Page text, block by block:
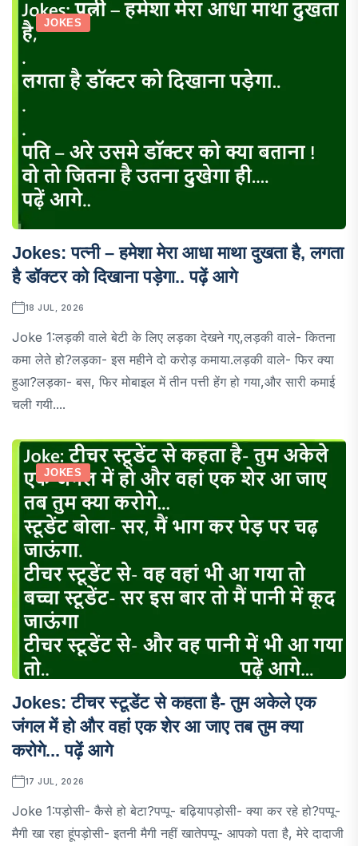
JOKES
Jokes: पत्नी – हमेशा मेरा आधा माथा दुखता है, लगता
है डॉक्टर को दिखाना पड़ेगा.. पढ़ें आगे
18 JUL, 2026
Joke 1:लड़की वाले बेटी के लिए लड़का देखने गए,लड़की वाले- कितना
कमा लेते हो?लड़का- इस महीने दो करोड़ कमाया.लड़की वाले- फिर क्या
हुआ?लड़का- बस, फिर मोबाइल में तीन पत्ती हेंग हो गया,और सारी कमाई
चली गयी....
JOKES
Jokes: टीचर स्टूडेंट से कहता है- तुम अकेले एक
जंगल में हो और वहां एक शेर आ जाए तब तुम क्या
करोगे... पढ़ें आगे
17 JUL, 2026
Joke 1:पड़ोसी- कैसे हो बेटा?पप्पू- बढ़ियापड़ोसी- क्या कर रहे हो?पप्पू-
मैगी खा रहा हूंपड़ोसी- इतनी मैगी नहीं खातेपप्पू- आपको पता है, मेरे दादाजी